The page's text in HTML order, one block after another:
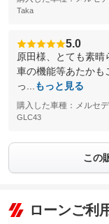
Taka
5.0
原田様、とても素晴
車の機能等あたかも
っ...
もっと見る
購入した車種：メルセ
GLC43
この
ローンご利